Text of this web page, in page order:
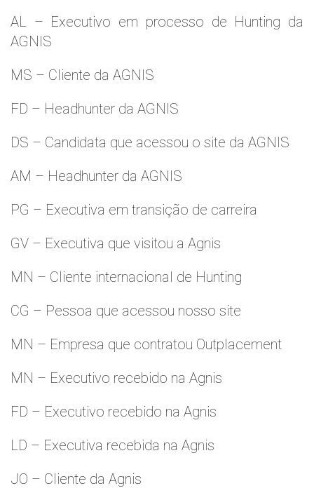
AL – Executivo em processo de Hunting da
AGNIS
MS – Cliente da AGNIS
FD – Headhunter da AGNIS
DS – Candidata que acessou o site da AGNIS
AM – Headhunter da AGNIS
PG – Executiva em transição de carreira
GV – Executiva que visitou a Agnis
MN – Cliente internacional de Hunting
CG – Pessoa que acessou nosso site
MN – Empresa que contratou Outplacement
MN – Executivo recebido na Agnis
FD – Executivo recebido na Agnis
LD – Executiva recebida na Agnis
JO – Cliente da Agnis